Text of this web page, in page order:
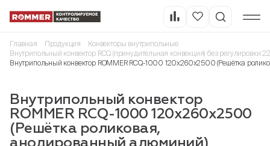
Главная Продукция
Конвекторы внутрипольные
Внутрипольный конвектор RCQ (принудительная конвекция) без регулировки
Внутрипольный конвектор ROMMER RCQ-1000 120х260х2500 (Решётка
Внутрипольный конвектор
ROMMER RCQ-1000 120х260х2500
(Решётка роликовая,
анодированный алюминий)